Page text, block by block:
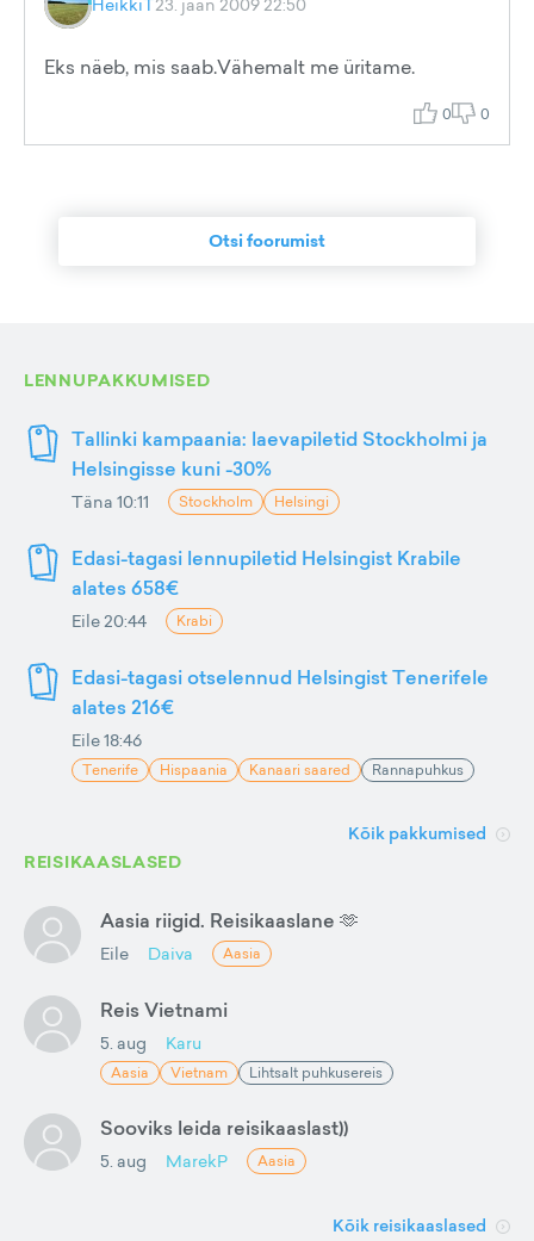
Eks näeb, mis saab.Vähemalt me üritame.
0 0
Otsi foorumist
LENNUPAKKUMISED
Tallinki kampaania: laevapiletid Stockholmi ja
Helsingisse kuni -30%
Täna 10:11 Stockholm Helsingi
Edasi-tagasi lennupiletid Helsingist Krabile
alates 658€
Eile 20:44 Krabi
Edasi-tagasi otselennud Helsingist Tenerifele
alates 216€
Eile 18:46
Tenerife Hispaania Kanaari saared Rannapuhkus
Kõik pakkumised
REISIKAASLASED
Aasia riigid. Reisikaaslane 🫶
Eile Daiva Aasia
Reis Vietnami
5. aug Karu
Aasia Vietnam Lihtsalt puhkusereis
Sooviks leida reisikaaslast))
5. aug MarekP Aasia
Kõik reisikaaslased